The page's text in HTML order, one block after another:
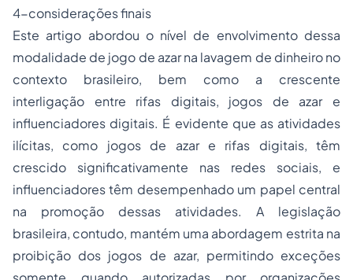
4-considerações finais
Este artigo abordou o nível de envolvimento dessa
modalidade de jogo de azar na lavagem de dinheiro no
contexto brasileiro, bem como a crescente
interligação entre rifas digitais, jogos de azar e
influenciadores digitais. É evidente que as atividades
ilícitas, como jogos de azar e rifas digitais, têm
crescido significativamente nas redes sociais, e
influenciadores têm desempenhado um papel central
na promoção dessas atividades. A legislação
brasileira, contudo, mantém uma abordagem estrita na
proibição dos jogos de azar, permitindo exceções